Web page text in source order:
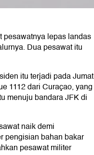
pesawatnya lepas landas
Dua pesawat itu
itu terjadi pada Jumat
1112 dari Curaçao, yang
menuju bandara JFK di
naik demi
pengisian bahan bakar
pesawat militer